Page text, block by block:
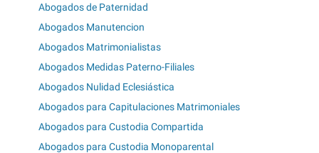
Abogados de Paternidad
Abogados Manutencion
Abogados Matrimonialistas
Abogados Medidas Paterno-Filiales
Abogados Nulidad Eclesiástica
Abogados para Capitulaciones Matrimoniales
Abogados para Custodia Compartida
Abogados para Custodia Monoparental